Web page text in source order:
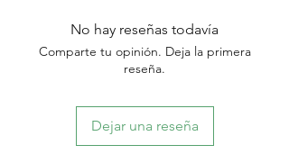
No hay reseñas todavía
Comparte tu opinión. Deja la primera
reseña.
Dejar una reseña